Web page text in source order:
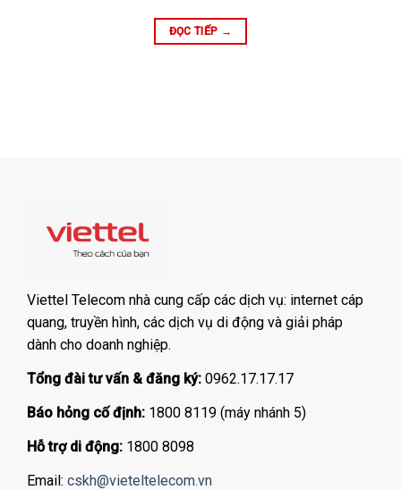
ĐỌC TIẾP →
Viettel Telecom nhà cung cấp các dịch vụ: internet cáp
quang, truyền hình, các dịch vụ di động và giải pháp
dành cho doanh nghiệp.
Tổng đài tư vấn & đăng ký: 0962.17.17.17
Báo hỏng cố định: 1800 8119 (máy nhánh 5)
Hỗ trợ di động: 1800 8098
Email: cskh@vieteltelecom.vn